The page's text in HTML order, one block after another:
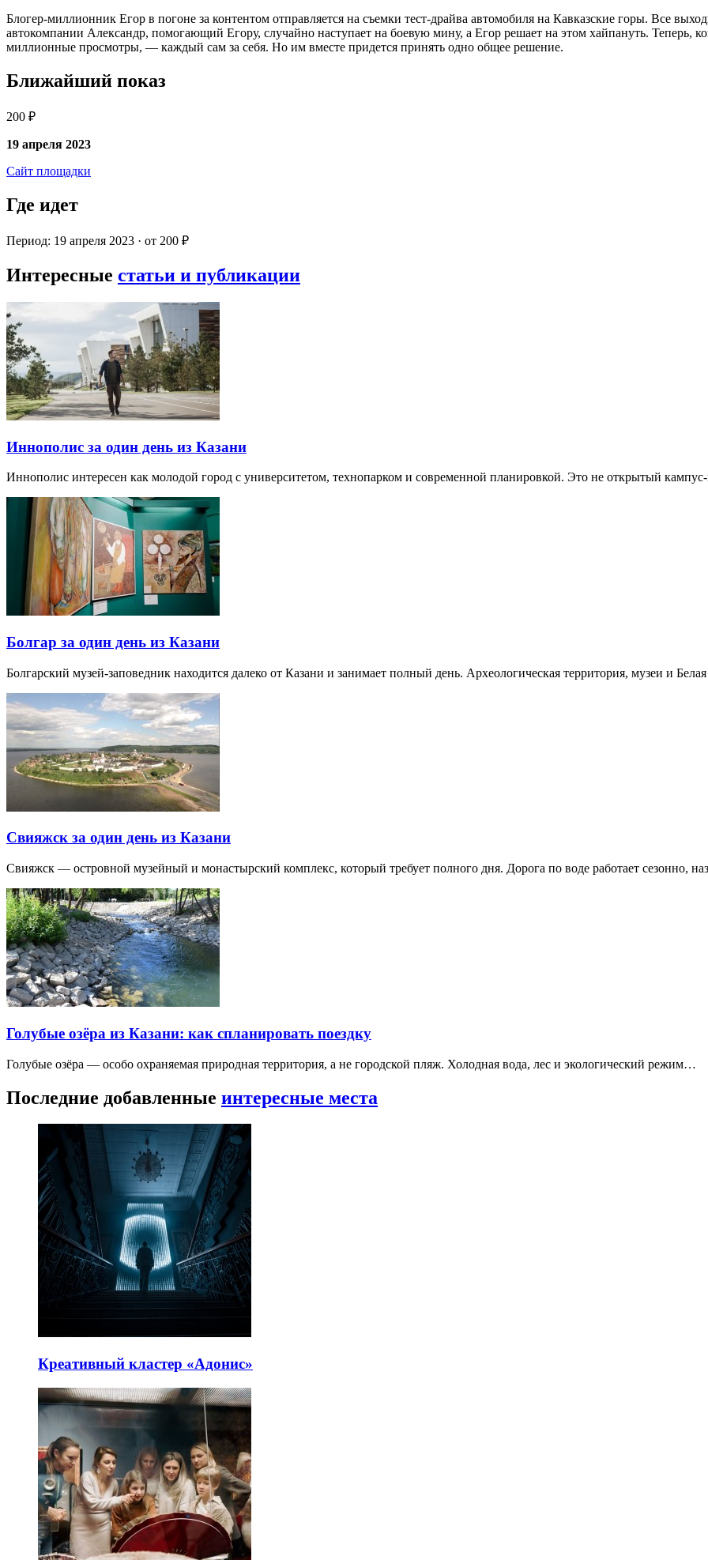
Блогер-миллионник Егор в погоне за контентом отправляется на съемки тест-драйва автомобиля на Кавказские горы. Все
автокомпании Александр, помогающий Егору, случайно наступает на боевую мину, а Егор решает на этом хайпануть. Теперь,
миллионные просмотры, — каждый сам за себя. Но им вместе придется принять одно общее решение.
Ближайший показ
200 ₽
19 апреля 2023
Сайт площадки
Где идет
Период: 19 апреля 2023 · от 200 ₽
Интересные статьи и публикации
Иннополис за один день из Казани
Иннополис интересен как молодой город с университетом, технопарком и современной планировкой. Это не открытый
Болгар за один день из Казани
Болгарский музей-заповедник находится далеко от Казани и занимает полный день. Археологическая территория, музеи и
Свияжск за один день из Казани
Свияжск — островной музейный и монастырский комплекс, который требует полного дня. Дорога по воде работает сезонно,
Голубые озёра из Казани: как спланировать поездку
Голубые озёра — особо охраняемая природная территория, а не городской пляж. Холодная вода, лес и экологический режим…
Последние добавленные интересные места
Креативный кластер «Адонис»